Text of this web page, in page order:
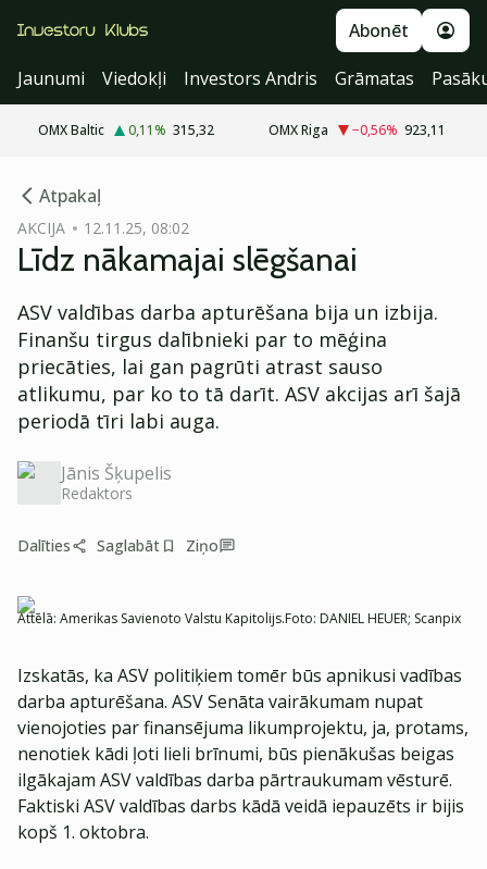
Abonēt
Jaunumi
Viedokļi Investors Andris Grāmatas
OMX Baltic 0,11% 315,32 OMX Riga −0,56% 923,11
Atpakaļ
AKCIJA 12.11.25, 08:02
Līdz nākamajai slēgšanai
ASV valdības darba apturēšana bija un izbija.
Finanšu tirgus dalībnieki par to mēģina
priecāties, lai gan pagrūti atrast sauso
atlikumu, par ko to tā darīt. ASV akcijas arī šajā
periodā tīri labi auga.
Jānis Šķupelis
Redaktors
Dalīties Saglabāt Ziņo
Attēlā: Amerikas Savienoto Valstu Kapitolijs.Foto: DANIEL HEUER; Scanpix
Izskatās, ka ASV politiķiem tomēr būs apnikusi vadības
darba apturēšana. ASV Senāta vairākumam nupat
vienojoties par finansējuma likumprojektu, ja, protams,
nenotiek kādi ļoti lieli brīnumi, būs pienākušas beigas
ilgākajam ASV valdības darba pārtraukumam vēsturē.
Faktiski ASV valdības darbs kādā veidā iepauzēts ir bijis
kopš 1. oktobra.